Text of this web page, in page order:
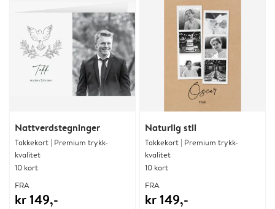
Nattverdstegninger
Takkekort | Premium trykk-
kvalitet
10 kort
FRA
kr 149,-
Naturlig stil
Takkekort | Premium trykk-
kvalitet
10 kort
FRA
kr 149,-